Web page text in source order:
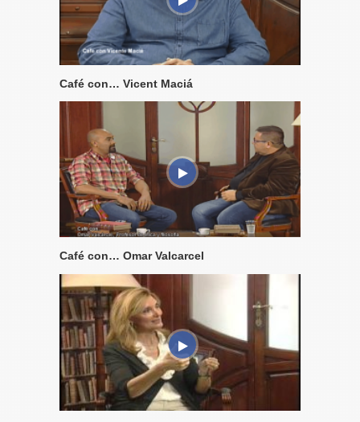
Café con… Vicent Maciá
Café con… Omar Valcarcel